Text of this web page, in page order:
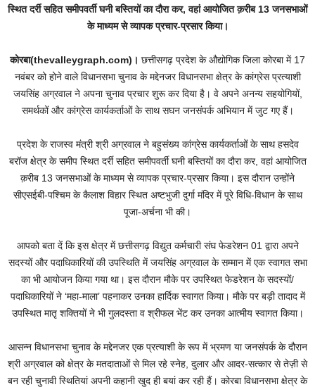
स्थित दर्री सहित समीपवर्ती घनी बस्तियों का दौरा कर, वहां आयोजित क़रीब 13 जनसभाओं
के माध्यम से व्यापक प्रचार-प्रसार किया।
कोरबा(thevalleygraph.com)। छत्तीसगढ़ प्रदेश के औद्योगिक जिला कोरबा में 17
नवंबर को होने वाले विधानसभा चुनाव के मद्देनजर विधानसभा क्षेत्र के कांग्रेस प्रत्याशी
जयसिंह अग्रवाल ने अपना चुनाव प्रचार शुरू कर दिया है। वे अपने अनन्य सहयोगियों,
समर्थकों और कांग्रेस कार्यकर्ताओं के साथ सघन जनसंपर्क अभियान में जुट गए हैं।
प्रदेश के राजस्व मंत्री श्री अग्रवाल ने बहुसंख्य कांग्रेस कार्यकर्ताओं के साथ हसदेव
बरॉज क्षेत्र के समीप स्थित दर्री सहित समीपवर्ती घनी बस्तियों का दौरा कर, वहां आयोजित
क़रीब 13 जनसभाओं के माध्यम से व्यापक प्रचार-प्रसार किया। इस दौरान उन्होंने
सीएसईबी-पश्चिम के कैलाश विहार स्थित अष्टभुजी दुर्गा मंदिर में पूरे विधि-विधान के साथ
पूजा-अर्चना भी की।
आपको बता दें कि इस क्षेत्र में छत्तीसगढ़ विद्युत कर्मचारी संघ फेडरेशन 01 द्वारा अपने
सदस्यों और पदाधिकारियों की उपस्थिति में जयसिंह अग्रवाल के सम्मान में एक स्वागत सभा
का भी आयोजन किया गया था। इस दौरान मौके पर उपस्थित फेडरेशन के सदस्यों/
पदाधिकारियों ने ‘महा-माला’ पहनाकर उनका हार्दिक स्वागत किया। मौके पर बड़ी तादाद में
उपस्थित मातृ शक्तियों ने भी गुलदस्ता व श्रीफल भेंट कर उनका आत्मीय स्वागत किया।
आसन्न विधानसभा चुनाव के मद्देनजर एक प्रत्याशी के रूप में भ्रमण या जनसंपर्क के दौरान
श्री अग्रवाल को क्षेत्र के मतदाताओं से मिल रहे स्नेह, दुलार और आदर-सत्कार से तेज़ी से
बन रही चुनावी स्थितियां अपनी कहानी खुद ही बयां कर रही हैं। कोरबा विधानसभा क्षेत्र के